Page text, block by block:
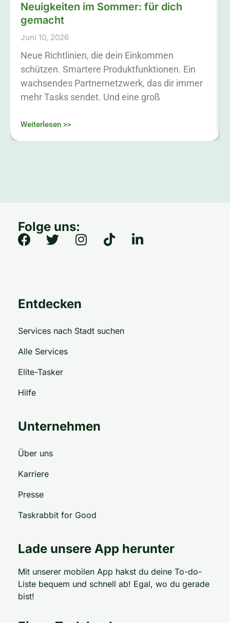
Neuigkeiten im Sommer: für dich
gemacht
Juni 10, 2026
Neue Richtlinien, die dein Einkommen
schützen. Smartere Produktfunktionen. Ein
wachsendes Partnernetzwerk, das dir immer
mehr Tasks sendet. Und eine groß
Weiterlesen >>
Folge uns:
Entdecken
Services nach Stadt suchen
Alle Services
Elite-Tasker
Hilfe
Unternehmen
Über uns
Karriere
Presse
Taskrabbit for Good
Lade unsere App herunter
Mit unserer mobilen App hakst du deine To-do-
Liste bequem und schnell ab! Egal, wo du gerade
bist!